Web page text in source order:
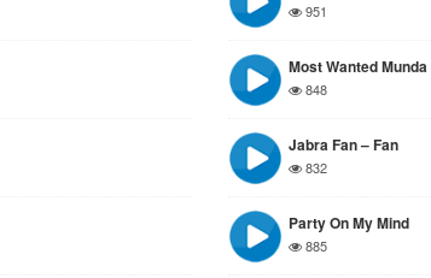
951
Most Wanted Munda
848
Jabra Fan – Fan
832
Party On My Mind
885